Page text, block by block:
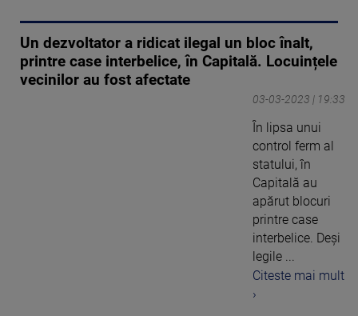
Un dezvoltator a ridicat ilegal un bloc înalt,
printre case interbelice, în Capitală. Locuințele
vecinilor au fost afectate
03-03-2023 | 19:33
În lipsa unui
control ferm al
statului, în
Capitală au
apărut blocuri
printre case
interbelice. Deși
legile ...
Citeste mai mult
›